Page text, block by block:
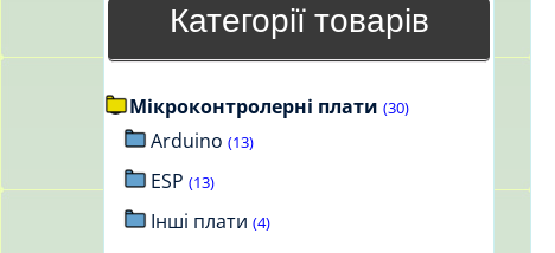
Категорії товарів
Мікроконтролерні плати (30)
Arduino (13)
ESP (13)
Інші плати (4)